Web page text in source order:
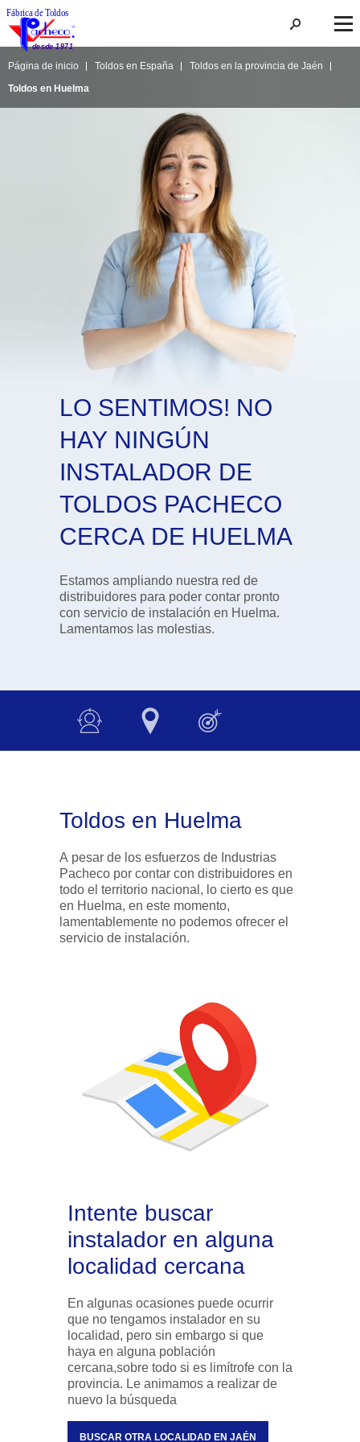
Página de inicio Toldos en España
Toldos en la provincia de Jaén
Toldos en Huelma
LO SENTIMOS! NO
HAY NINGÚN
INSTALADOR DE
TOLDOS PACHECO
CERCA DE HUELMA
Estamos ampliando nuestra red de
distribuidores para poder contar pronto
con servicio de instalación en Huelma.
Lamentamos las molestias.
Toldos en Huelma
A pesar de los esfuerzos de Industrias
Pacheco por contar con distribuidores en
todo el territorio nacional, lo cierto es que
en Huelma, en este momento,
lamentablemente no podemos ofrecer el
servicio de instalación.
Intente buscar
instalador en alguna
localidad cercana
En algunas ocasiones puede ocurrir
que no tengamos instalador en su
localidad, pero sin embargo si que
haya en alguna población
cercana,sobre todo si es limítrofe con la
provincia. Le animamos a realizar de
nuevo la búsqueda
BUSCAR OTRA LOCALIDAD EN JAÉN